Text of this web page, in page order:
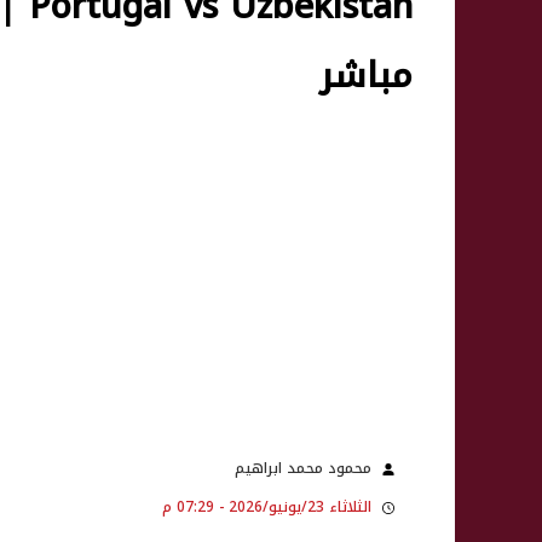
مباشر
محمود محمد ابراهيم
الثلاثاء 23/يونيو/2026 - 07:29 م